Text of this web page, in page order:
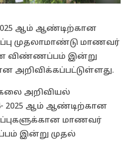
2025 ஆம் ஆண்டிற்கான
முதலாமாண்டு மாணவர்
விண்ணப்பம் இன்று
அறிவிக்கப்பட்டுள்ளது.
கலை அறிவியல்
2025 ஆம் ஆண்டிற்கான
மாணவர்
இன்று முதல்